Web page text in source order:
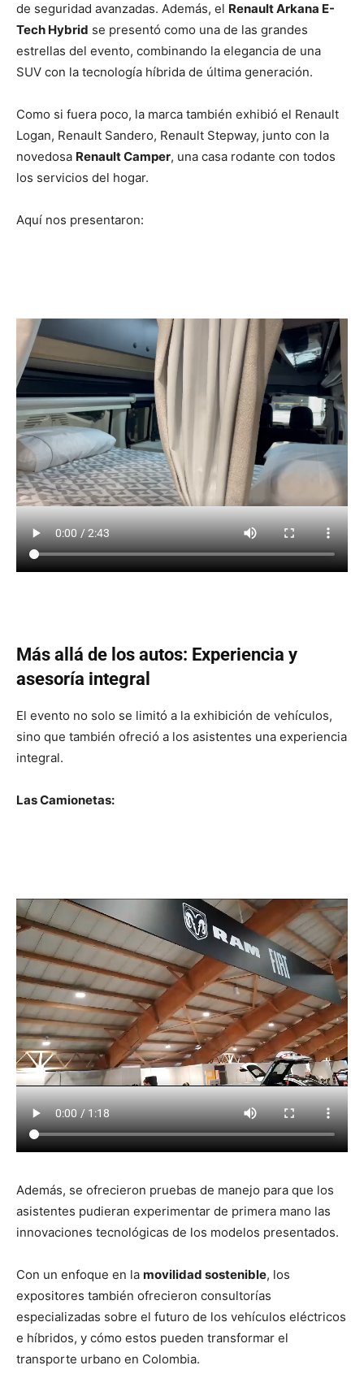
de seguridad avanzadas. Además, el Renault Arkana E-
Tech Hybrid se presentó como una de las grandes
estrellas del evento, combinando la elegancia de una
SUV con la tecnología híbrida de última generación.
Como si fuera poco, la marca también exhibió el Renault
Logan, Renault Sandero, Renault Stepway, junto con la
novedosa Renault Camper, una casa rodante con todos
los servicios del hogar.
Aquí nos presentaron:
Más allá de los autos: Experiencia y
asesoría integral
El evento no solo se limitó a la exhibición de vehículos,
sino que también ofreció a los asistentes una experiencia
integral.
Las Camionetas:
Además, se ofrecieron pruebas de manejo para que los
asistentes pudieran experimentar de primera mano las
innovaciones tecnológicas de los modelos presentados.
Con un enfoque en la movilidad sostenible, los
expositores también ofrecieron consultorías
especializadas sobre el futuro de los vehículos eléctricos
e híbridos, y cómo estos pueden transformar el
transporte urbano en Colombia.